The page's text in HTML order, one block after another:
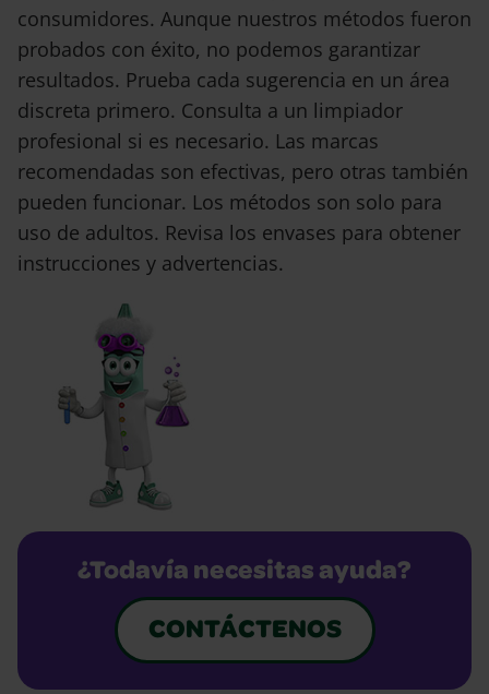
consumidores. Aunque nuestros métodos fueron
probados con éxito, no podemos garantizar
resultados. Prueba cada sugerencia en un área
discreta primero. Consulta a un limpiador
profesional si es necesario. Las marcas
recomendadas son efectivas, pero otras también
pueden funcionar. Los métodos son solo para
uso de adultos. Revisa los envases para obtener
instrucciones y advertencias.
¿Todavía necesitas ayuda?
CONTÁCTENOS